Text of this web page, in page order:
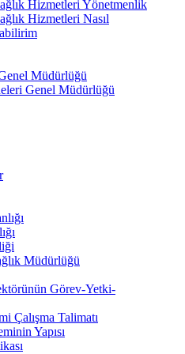
Hizmetleri Yönetmenlik
Hizmetleri Nasıl
Müdürlüğü
Genel Müdürlüğü
Müdürlüğü
Görev-Yetki-
Çalışma Talimatı
Yapısı